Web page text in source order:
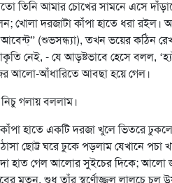
তিনি আমার চোখের সামনে এসে
খোলা দরজাটা কাঁপা হাতে ধরা রইল।
(শুভসন্ধ্যা), তখন ভয়ের কঠিন
নেই, - যে আড়ষ্টভাবে হেসে বলল,
আলো-আঁধারিতে আবছা হয়ে গেল।
নিচু গলায় বললাম।
কাঁপা হাতে একটি দরজা খুলে ভিতরে
ছোট্ট ঘরে ঢুকে পড়লাম যেখানে পচা
হাত গেল আলোর সুইচের দিকে; আলো
মতন, শুধু তাঁর স্বর্ণোজ্জ্বল লালচে